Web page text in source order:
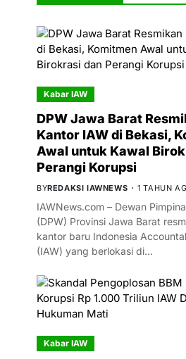
Kabar IAW
DPW Jawa Barat
Kantor IAW di Bekasi,
Awal untuk Kawal
Perangi Korupsi
BYREDAKSI IAWNEWS 1 TAHUN
IAWNews.com – Dewan
(DPW) Provinsi Jawa Barat
kantor baru Indonesia
(IAW) yang berlokasi di…
Kabar IAW